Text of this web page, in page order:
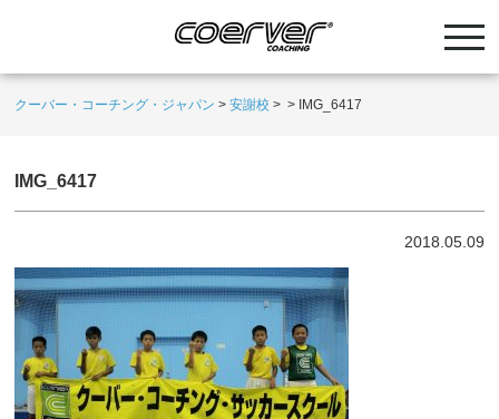
クーバー・コーチング・ジャパン >安謝校 > > IMG_6417
IMG_6417
2018.05.09